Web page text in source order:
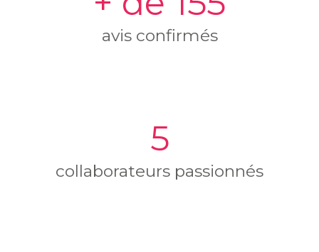
avis confirmés
5
collaborateurs passionnés